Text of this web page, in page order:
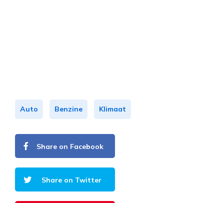
Auto Benzine Klimaat
Share on Facebook
Share on Twitter